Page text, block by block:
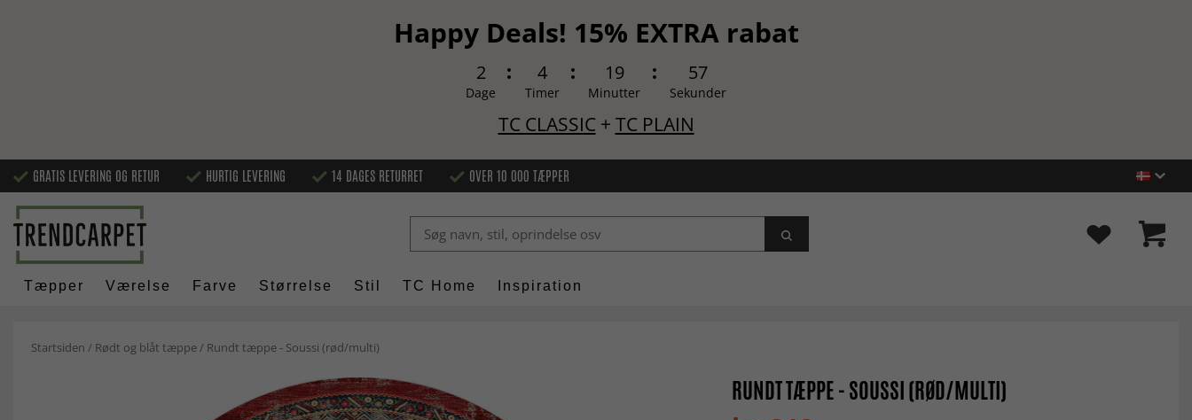
Happy Deals! 15% EXTRA rabat
2
Dage
4
Timer
19
Minutter
56
Sekunder
TC CLASSIC+ TC PLAIN
GRATIS LEVERING OG RETUR HURTIG LEVERING 14 DAGES RETURRET OVER 10 000 TÆPPER
Tæpper Værelse Farve Størrelse Stil TC Home Inspiration
Startsiden / Rødt og blåt tæppe/ Rundt tæppe - Soussi (rød/multi)
RUNDT TÆPPE - SOUSSI (RØD/MULTI)